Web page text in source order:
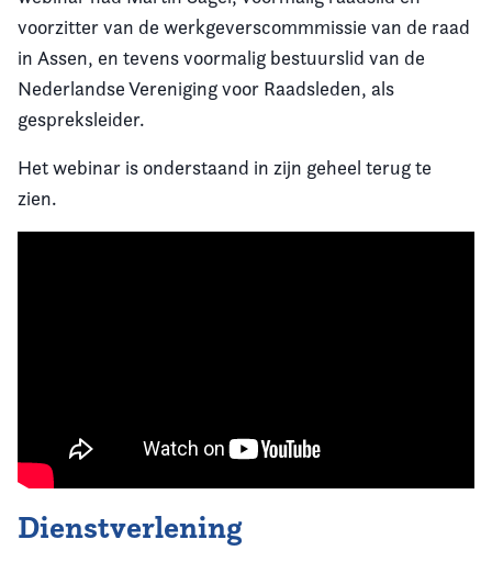
voorzitter van de werkgeverscommmissie van de raad
in Assen, en tevens voormalig bestuurslid van de
Nederlandse Vereniging voor Raadsleden, als
gespreksleider.
Het webinar is onderstaand in zijn geheel terug te
zien.
Dienstverlening